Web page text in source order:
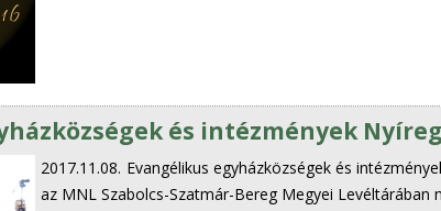
és intézmények
2017.11.08. Evangélikus egyházközségek és
az MNL Szabolcs-Szatmár-Bereg Megyei Levéltárában